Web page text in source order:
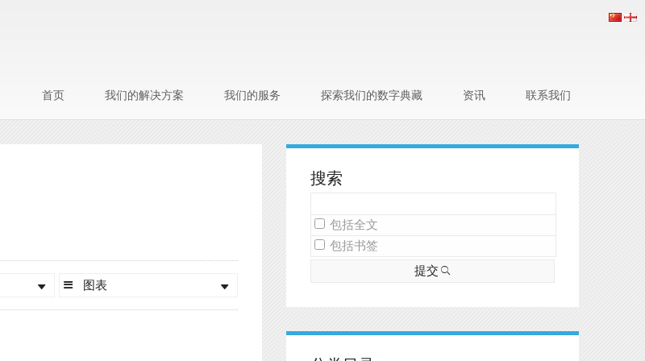
首页 我们的解决方案 我们的服务 探索我们的数字典藏 资讯 联系我们
图表
搜索
包括全文
包括书签
提交